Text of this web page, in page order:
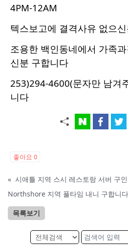
4PM-12AM
텍스보고에 결격사유 없으
조용한 백인동네에서 가족
신분 구합니다
253)294-4600(문자만 남겨
니다
좋아요 0
« 시애틀 지역 스시 레스토랑 서버 구
Northshore 지역 풀타임 내니 구합니다
목록보기